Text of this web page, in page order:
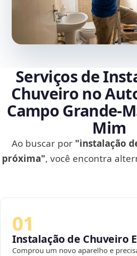
Serviços de
Chuveiro no
Campo
Mim
Ao buscar por "instalação
próxima", você encontra
01
Instalação de Chuveiro
Comprou um novo aparelho e